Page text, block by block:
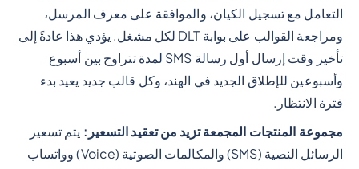
التعامل مع تسجيل الكيان، والموافقة على معرف المرسل،
ومراجعة القوالب على بوابة DLT لكل مشغل. يؤدي هذا عادةً إلى
تأخير وقت إرسال أول رسالة SMS لمدة تتراوح بين أسبوع
وأسبوعين للإطلاق الجديد في الهند، وكل قالب جديد يعيد بدء
فترة الانتظار.
مجموعة المنتجات المجمعة تزيد من تعقيد التسعير: يتم تسعير
الرسائل النصية (SMS) والمكالمات الصوتية (Voice) وواتساب